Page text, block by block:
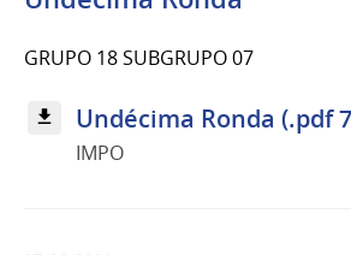
GRUPO 18 SUBGRUPO 07
Undécima Ronda (.pdf
IMPO